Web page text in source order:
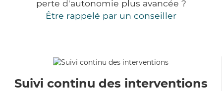
perte d'autonomie plus avancée ?
Être rappelé par un conseiller
Suivi continu des interventions